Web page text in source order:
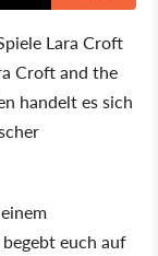
Lara Croft
Croft and the
handelt es sich
euch auf